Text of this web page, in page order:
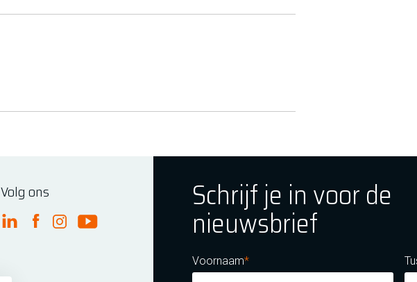
Volg ons
FME Linkedin
FME Facebook
FME Instagram
FME Youtube
Schrijf je in voor de
nieuwsbrief
Voornaam